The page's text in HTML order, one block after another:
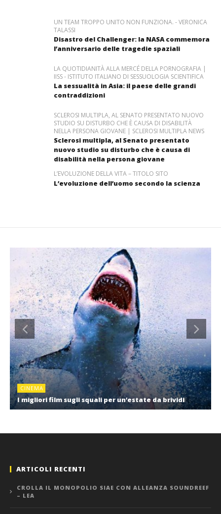
UN TEAM TROPPO UNITO NON FUNZIONA. - VERONICA
TALASSI
Disastro del Challenger: la NASA commemora
l’anniversario delle tragedie spaziali
LA QUOTIDIANITÀ ALLA MERCÉ DELLA PORNOGRAFIA |
IISS - ISTITUTO ITALIANO DI SESSUOLOGIA SCIENTIFICA
La sessualità in Asia: il paese delle grandi
contraddizioni
SCLEROSI MULTIPLA, AL SENATO PRESENTATO NUOVO
STUDIO SU DISTURBO CHE È CAUSA DI DISABILITÀ
NELLA PERSONA GIOVANE | SCLEROSI MULTIPLA NEWS
Sclerosi multipla, al Senato presentato
nuovo studio su disturbo che è causa di
disabilità nella persona giovane
L’EVOLUZIONE DELLA VITA – TITOLO SITO
L’evoluzione dell’uomo secondo la scienza
CINEMA
I migliori film sugli squali per un’estate da brividi
ARTICOLI RECENTI
CROLLA IL MONOPOLIO SIAE CON ALLEANZA SOUNDREEF
– LEA